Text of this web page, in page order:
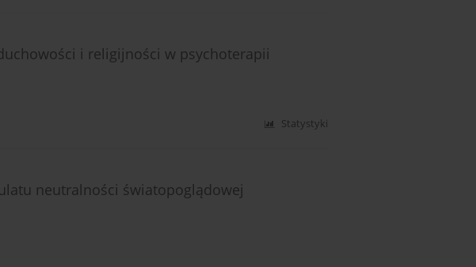
i religijności w psychoterapii
Statystyki
neutralności światopoglądowej